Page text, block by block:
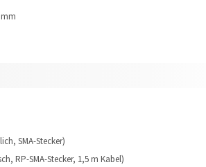
SMA-Stecker)
RP-SMA-Stecker, 1,5 m Kabel)